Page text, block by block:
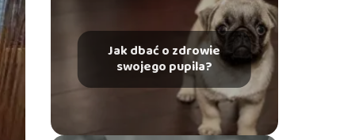
Jak dbać o zdrowie
swojego pupila?